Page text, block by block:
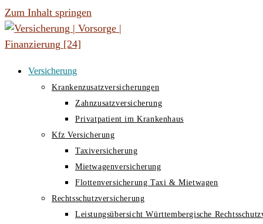
Zum Inhalt springen
Versicherung
Krankenzusatzversicherungen
Zahnzusatzversicherung
Privatpatient im Krankenhaus
Kfz Versicherung
Taxiversicherung
Mietwagenversicherung
Flottenversicherung Taxi & Mietwagen
Rechtsschutzversicherung
Leistungsübersicht Württembergische